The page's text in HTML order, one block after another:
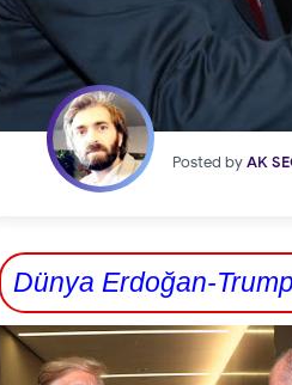
Posted byAK
Dünya Erdoğan-